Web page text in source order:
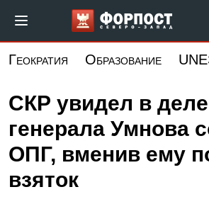
основному
Форпост
Геократия Образование
СКР увидел в деле
генерала Умнова
ОПГ, вменив ему
взяток